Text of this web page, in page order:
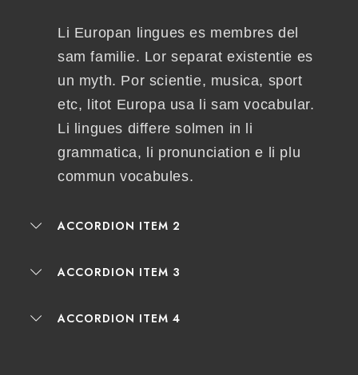
Li Europan lingues es membres del
sam familie. Lor separat existentie es
un myth. Por scientie, musica, sport
etc, litot Europa usa li sam vocabular.
Li lingues differe solmen in li
grammatica, li pronunciation e li plu
commun vocabules.
ACCORDION ITEM 2
ACCORDION ITEM 3
ACCORDION ITEM 4